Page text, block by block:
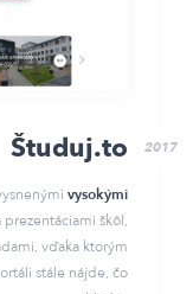
2017
Študuj.to
vysokými
prezentáciami škôl,
vďaka ktorým
stále nájde, čo